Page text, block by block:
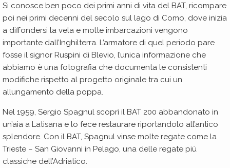
Si conosce ben poco dei primi anni di vita del BAT, ricompare
poi nei primi decenni del secolo sul lago di Como, dove inizia
a diffondersi la vela e molte imbarcazioni vengono
importante dall’Inghilterra. L’armatore di quel periodo pare
fosse il signor Ruspini di Blevio, l’unica informazione che
abbiamo è una fotografia che documenta le consistenti
modifiche rispetto al progetto originale tra cui un
allungamento della poppa.
Nel 1959, Sergio Spagnul scoprì il BAT 200 abbandonato in
un’aia a Latisana e lo fece restaurare riportandolo all’antico
splendore. Con il BAT, Spagnul vinse molte regate come la
Trieste – San Giovanni in Pelago, una delle regate più
classiche dell’Adriatico.